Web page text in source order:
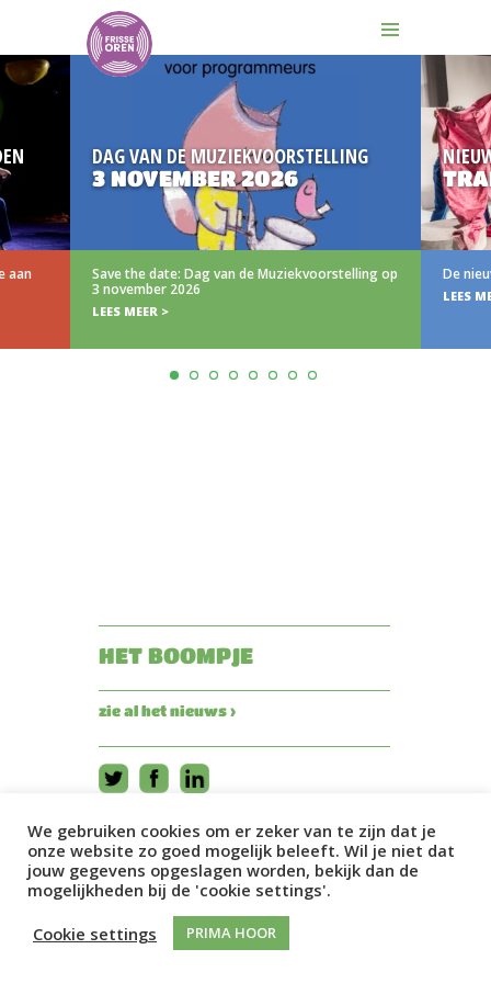
aan
DAG VAN DE MUZIEKVOORSTELLING
3 NOVEMBER 2026
Save the date: Dag van de Muziekvoorstelling op
3 november 2026
LEES MEER >
De
LEES
HET BOOMPJE
zie al het nieuws ›
We gebruiken cookies om er zeker van te zijn dat je
onze website zo goed mogelijk beleeft. Wil je niet dat
jouw gegevens opgeslagen worden, bekijk dan de
mogelijkheden bij de 'cookie settings'.
Cookie settings
PRIMA HOOR